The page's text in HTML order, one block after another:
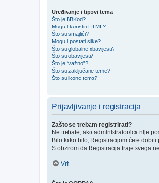
Uređivanje i tipovi tema
Što je BBKod?
Mogu li koristiti HTML?
Što su smajlići?
Mogu li postati slike?
Što su globalne obavijesti?
Što su obavijesti?
Što je “važno”?
Što su zaključane teme?
Što su ikone tema?
Prijavljivanje i registracija
Zašto se trebam registrirati?
Ne trebate, ako administrator/ica nije
Bilo kako bilo, Registracijom ćete
S obzirom da Registracija traje svega
Vrh